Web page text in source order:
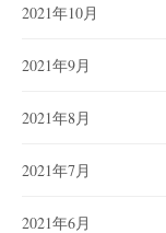
2021年10月
2021年9月
2021年8月
2021年7月
2021年6月